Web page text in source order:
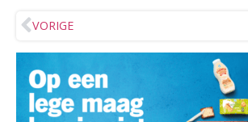
VORIGE